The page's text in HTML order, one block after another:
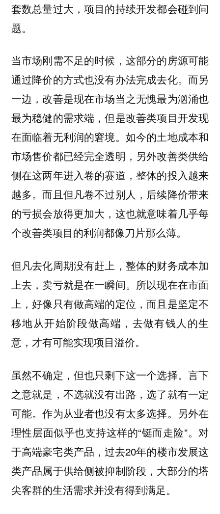
套数总量过大，项目的持续开发都会碰到问
题。
当市场刚需不足的时候，这部分的房源可能
通过降价的方式也没有办法完成去化。而另
一边，改善是现在市场当之无愧最为汹涌也
最为稳健的需求端，但是改善类项目开发现
在面临着无利润的窘境。如今的土地成本和
市场售价都已经完全透明，另外改善类供给
侧在这两年进入卷的赛道，整体的投入越来
越多。而且但凡卷不过别人，后续降价带来
的亏损会放得更加大，这也就意味着几乎每
个改善类项目的利润都像刀片那么薄。
但凡去化周期没有赶上，整体的财务成本加
上去，卖亏就是在一瞬间。所以现在在市面
上，好像只有做高端的定位，而且是坚定不
移地从开始阶段做高端，去做有钱人的生
意，才有可能实现项目溢价。
虽然不确定，但也只剩下这一个选择。言下
之意就是，不选就没有出路，选了就有一定
可能。作为从业者也没有太多选择。另外在
理性层面似乎也支持这样的“铤而走险”。对
于高端豪宅类产品，过去20年的楼市发展这
类产品属于供给侧被抑制阶段，大部分的塔
尖客群的生活需求并没有得到满足。